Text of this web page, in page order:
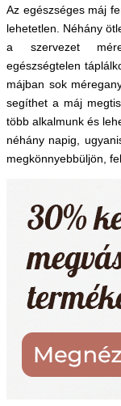
Az egészséges máj
lehetetlen. Néhány
a szervezet
egészségtelen
májban sok
segíthet a máj
több alkalmunk és
néhány napig,
megkönnyebbüljön,